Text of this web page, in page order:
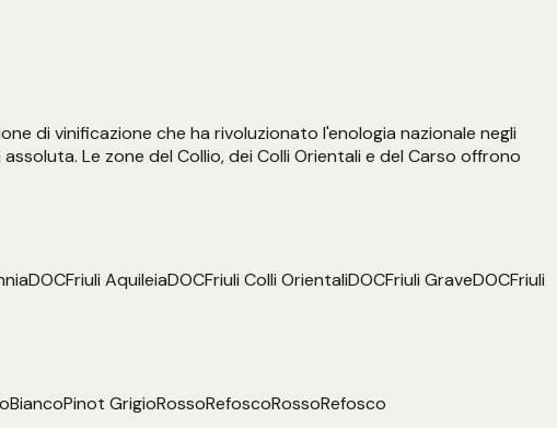
di vinificazione che ha rivoluzionato l'enologia nazionale negli
Le zone del Collio, dei Colli Orientali e del Carso offrono
DOCFriuli AquileiaDOCFriuli Colli OrientaliDOCFriuli GraveDOCFriuli
BiancoPinot GrigioRossoRefoscoRossoRefosco